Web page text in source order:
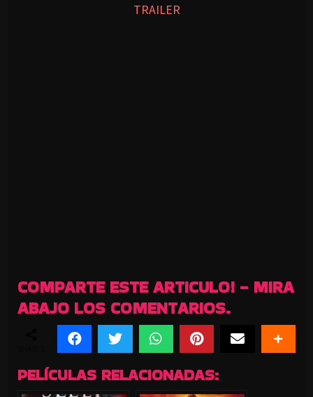
TRAILER
COMPARTE ESTE ARTICULO! - MIRA
ABAJO LOS COMENTARIOS.
PELÍCULAS RELACIONADAS: